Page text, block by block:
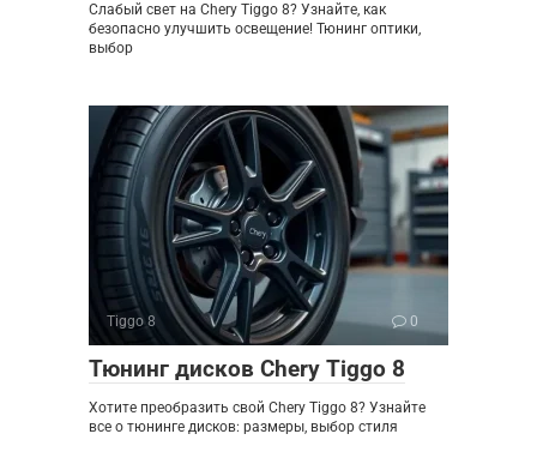
Слабый свет на Chery Tiggo 8? Узнайте, как
безопасно улучшить освещение! Тюнинг оптики,
выбор
Tiggo 8 0
Тюнинг дисков Chery Tiggo 8
Хотите преобразить свой Chery Tiggo 8? Узнайте
все о тюнинге дисков: размеры, выбор стиля